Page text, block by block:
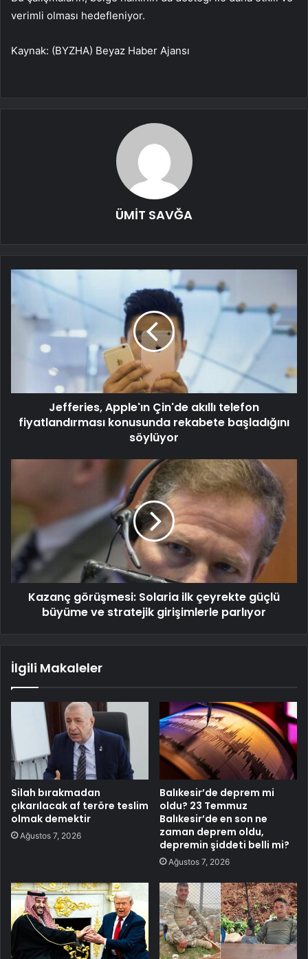
verimli olması hedefleniyor.
Kaynak: (BYZHA) Beyaz Haber Ajansı
ÜMİT SAVĞA
Jefferies, Apple'ın Çin'de akıllı telefon
fiyatlandırması konusunda rekabete başladığını
söylüyor
Kazanç görüşmesi: Solaria ilk çeyrekte güçlü
büyüme ve stratejik girişimlerle parlıyor
İlgili Makaleler
Silah bırakmadan
çıkarılacak af teröre teslim
olmak demektir
Ağustos 7, 2026
Balıkesir’de deprem mi
oldu? 23 Temmuz
Balıkesir’de en son ne
zaman deprem oldu,
depremin şiddeti belli mi?
Ağustos 7, 2026